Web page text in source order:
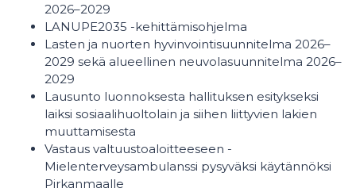
2026–2029
LANUPE2035 -kehittämisohjelma
Lasten ja nuorten hyvinvointisuunnitelma 2026–
2029 sekä alueellinen neuvolasuunnitelma 2026–
2029
Lausunto luonnoksesta hallituksen esitykseksi
laiksi sosiaalihuoltolain ja siihen liittyvien lakien
muuttamisesta
Vastaus valtuustoaloitteeseen -
Mielenterveysambulanssi pysyväksi käytännöksi
Pirkanmaalle